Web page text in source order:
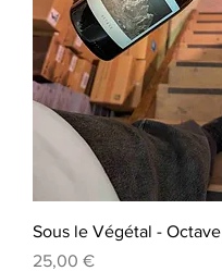
Sous le Végétal - Octave
Prix
25,00 €